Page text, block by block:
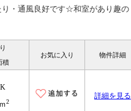
・通風良好です☆和室があり趣の
積
お気に入り 物件詳細
2
詳細を見る